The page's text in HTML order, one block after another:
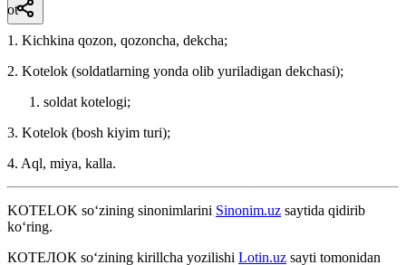
ot
1. Kichkina qozon, qozoncha, dekcha;
2. Kotelok (soldatlarning yonda olib yuriladigan dekchasi);
soldat kotelogi;
3. Kotelok (bosh kiyim turi);
4. Aql, miya, kalla.
KOTELOK so‘zining sinonimlarini Sinonim.uz saytida qidirib
ko‘ring.
КОТЕЛОК so‘zining kirillcha yozilishi Lotin.uz sayti tomonidan